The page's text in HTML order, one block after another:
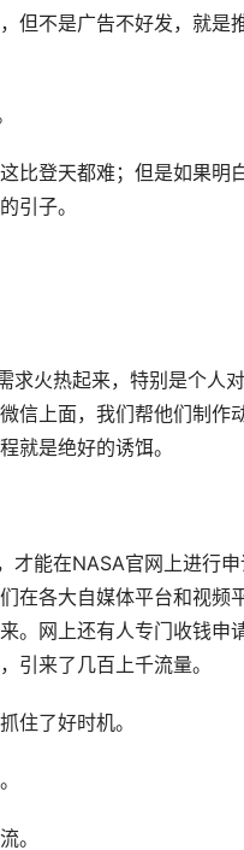
但不是广告不好发，就是
比登天都难；但是如果明
引子。
求火热起来，特别是个人
信上面，我们帮他们制作
就是绝好的诱饵。
才能在NASA官网上进行
在各大自媒体平台和视频
。网上还有人专门收钱
引来了几百上千流量。
住了好时机。
。